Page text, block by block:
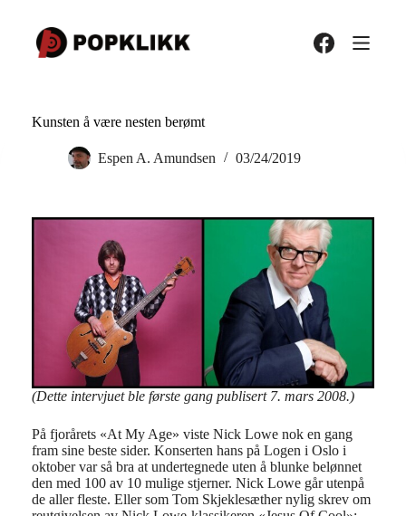
innholdet
Kunsten å være nesten berømt
Espen A. Amundsen 03/24/2019
(Dette intervjuet ble første gang publisert 7. mars 2008.)
På fjorårets «At My Age» viste Nick Lowe nok en gang
fram sine beste sider. Konserten hans på Logen i Oslo i
oktober var så bra at undertegnede uten å blunke belønnet
den med 100 av 10 mulige stjerner. Nick Lowe går utenpå
de aller fleste. Eller som Tom Skjeklesæther nylig skrev om